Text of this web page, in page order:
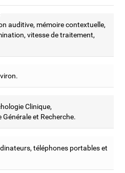
auditive, mémoire contextuelle,
vitesse de traitement,
Clinique,
et Recherche.
téléphones portables et